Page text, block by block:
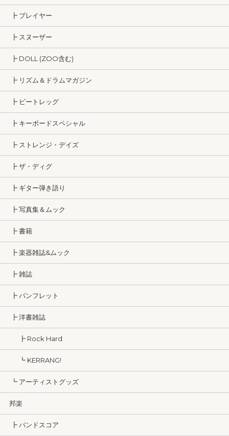
┣ プレイヤー
┣ スヌーザー
┣ DOLL (ZOO含む)
┣ リズム＆ドラムマガジン
┣ ビートレッグ
┣ キーボードスペシャル
┣ ストレンジ・デイズ
┣ ザ・ディグ
┣ ギター弾き語り
┣ 写真集＆ムック
┣ 書籍
┣ 楽器雑誌&ムック
┣ 雑誌
┣ パンフレット
┣ 洋書雑誌
┣ Rock Hard
┗ KERRANG!
┗ アーティストグッズ
邦楽
┣ バンドスコア